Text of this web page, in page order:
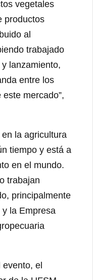
vegetales
productos
al
trabajado
lanzamiento,
entre los
mercado”,
la agricultura
tiempo y está a
en el mundo.
trabajan
principalmente
la Empresa
evento, el